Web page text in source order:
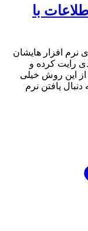
با
نرم افزار هایشان
رایت کرده و
از این روش خیلی
یافتن نرم